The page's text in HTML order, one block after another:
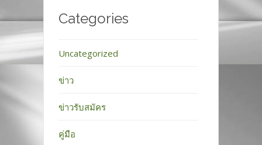
Categories
Uncategorized
ข่าว
ข่าวรับสมัคร
คู่มือ